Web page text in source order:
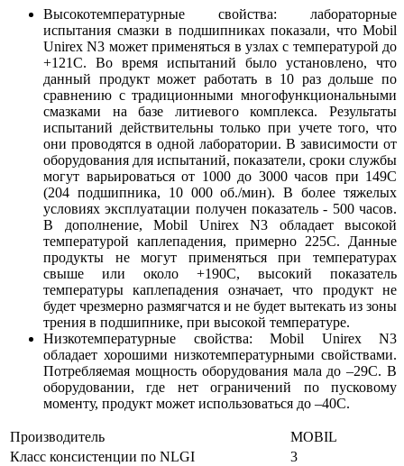
Высокотемпературные свойства: лабораторные
испытания смазки в подшипниках показали, что Mobil
Unirex N3 может применяться в узлах с температурой до
+121С. Во время испытаний было установлено, что
данный продукт может работать в 10 раз дольше по
сравнению с традиционными многофункциональными
смазками на базе литиевого комплекса. Результаты
испытаний действительны только при учете того, что
они проводятся в одной лаборатории. В зависимости от
оборудования для испытаний, показатели, сроки службы
могут варьироваться от 1000 до 3000 часов при 149С
(204 подшипника, 10 000 об./мин). В более тяжелых
условиях эксплуатации получен показатель - 500 часов.
В дополнение, Mobil Unirex N3 обладает высокой
температурой каплепадения, примерно 225С. Данные
продукты не могут применяться при температурах
свыше или около +190С, высокий показатель
температуры каплепадения означает, что продукт не
будет чрезмерно размягчатся и не будет вытекать из зоны
трения в подшипнике, при высокой температуре.
Низкотемпературные свойства: Mobil Unirex N3
обладает хорошими низкотемпературными свойствами.
Потребляемая мощность оборудования мала до –29С. В
оборудовании, где нет ограничений по пусковому
моменту, продукт может использоваться до –40С.
Производитель
MOBIL
Класс консистенции по NLGI
3